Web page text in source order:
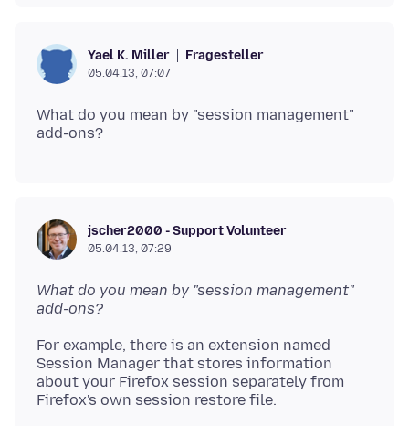
Yael K. Miller Fragesteller
05.04.13, 07:07
What do you mean by "session management"
jscher2000 - Support Volunteer
05.04.13, 07:29
What do you mean by "session management"
add-ons?
For example, there is an extension named
Session Manager that stores information
about your Firefox session separately from